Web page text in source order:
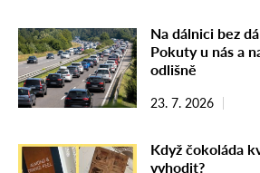
Na dálnici bez
Pokuty u nás a
odlišně
23. 7. 2026
Když čokoláda
vyhodit?